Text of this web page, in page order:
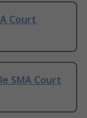
Court
SMA Court